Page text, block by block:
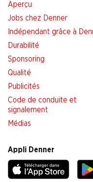
Aperçu
Jobs chez Denner
Indépendant grâce à
Durabilité
Sponsoring
Qualité
Publicités
Code de conduite et
signalement
Médias
Appli Denner